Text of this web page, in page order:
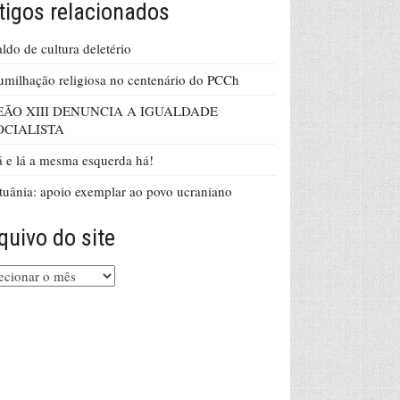
relacionados
de cultura deletério
religiosa no centenário do PCCh
XIII DENUNCIA A IGUALDADE
e lá a mesma esquerda há!
apoio exemplar ao povo ucraniano
do site